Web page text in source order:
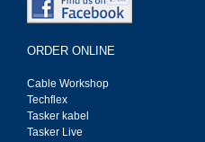
ORDER ONLINE
Cable Workshop
Techflex
Tasker kabel
Tasker Live